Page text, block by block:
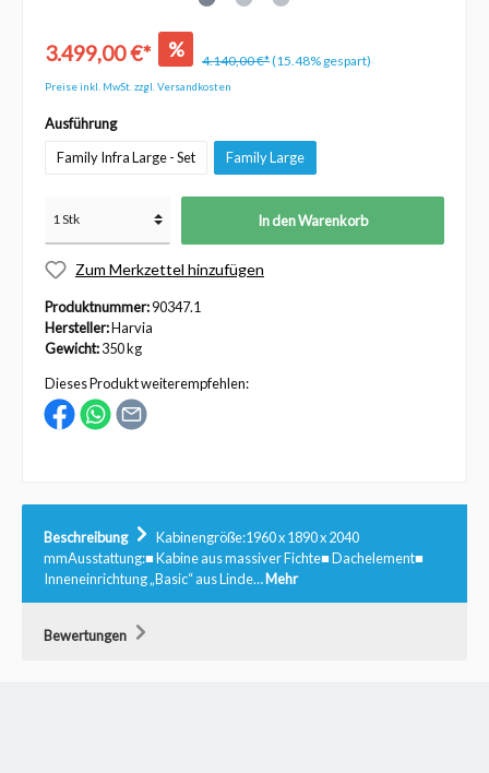
3.499,00 €* % 4.140,00 €*(15.48% gespart)
Preise inkl. MwSt. zzgl. Versandkosten
Ausführung
Family Infra Large - Set
Family Large
In den Warenkorb
Zum Merkzettel hinzufügen
Produktnummer:90347.1
Hersteller:Harvia
Gewicht:350 kg
Dieses Produkt weiterempfehlen:
Beschreibung
Kabinengröße:1960 x 1890 x 2040
mmAusstattung:■ Kabine aus massiver Fichte■ Dachelement■
Inneneinrichtung „Basic“ aus Linde…Mehr
Bewertungen